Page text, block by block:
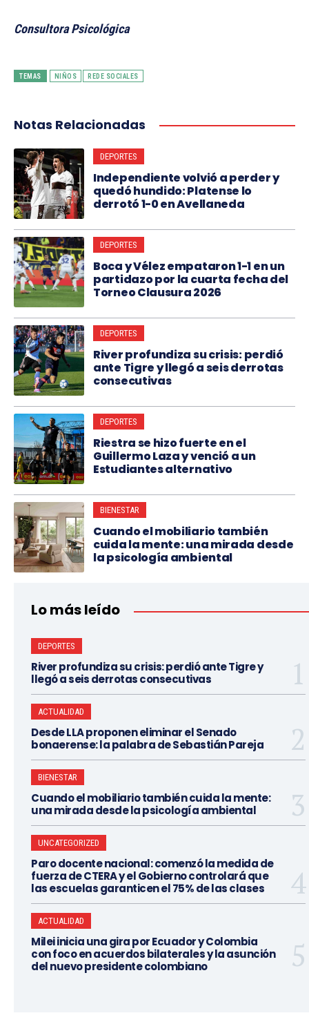
Consultora Psicológica
TEMAS NIÑOS REDE SOCIALES
Notas Relacionadas
DEPORTES
Independiente volvió a perder y
quedó hundido: Platense lo
derrotó 1-0 en Avellaneda
DEPORTES
Boca y Vélez empataron 1-1 en un
partidazo por la cuarta fecha del
Torneo Clausura 2026
DEPORTES
River profundiza su crisis: perdió
ante Tigre y llegó a seis derrotas
consecutivas
DEPORTES
Riestra se hizo fuerte en el
Guillermo Laza y venció a un
Estudiantes alternativo
BIENESTAR
Cuando el mobiliario también
cuida la mente: una mirada desde
la psicología ambiental
Lo más leído
DEPORTES
River profundiza su crisis: perdió ante Tigre y
llegó a seis derrotas consecutivas
ACTUALIDAD
Desde LLA proponen eliminar el Senado
bonaerense: la palabra de Sebastián Pareja
BIENESTAR
Cuando el mobiliario también cuida la mente:
una mirada desde la psicología ambiental
UNCATEGORIZED
Paro docente nacional: comenzó la medida de
fuerza de CTERA y el Gobierno controlará que
las escuelas garanticen el 75% de las clases
ACTUALIDAD
Milei inicia una gira por Ecuador y Colombia
con foco en acuerdos bilaterales y la asunción
del nuevo presidente colombiano